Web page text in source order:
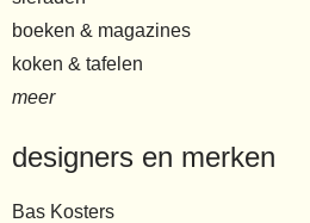
boeken & magazines
koken & tafelen
meer
designers en merken
Bas Kosters